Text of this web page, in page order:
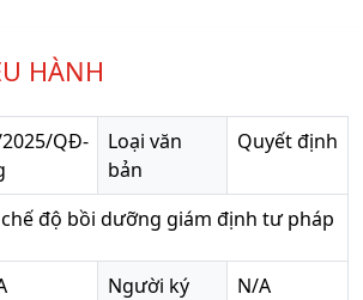
HÀNH
QĐ-
Loại văn
bản
Quyết định
độ bồi dưỡng giám định tư pháp
Người ký N/A